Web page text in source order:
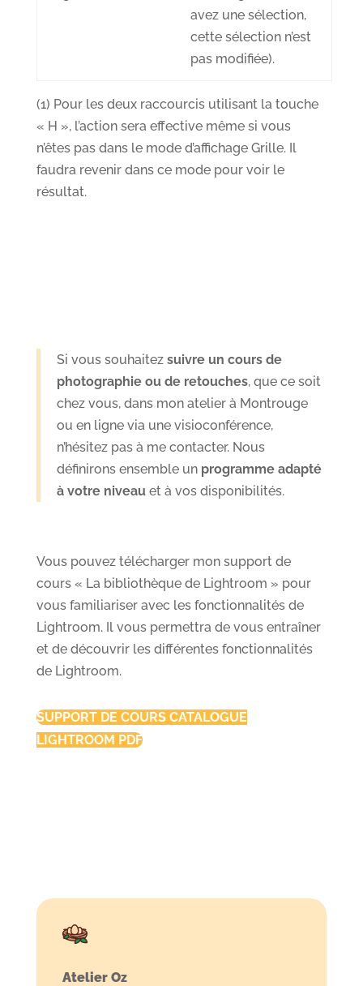
avez une sélection,
cette sélection n’est
pas modifiée).
(1) Pour les deux raccourcis utilisant la touche
« H », l’action sera effective même si vous
n’êtes pas dans le mode d’affichage Grille. Il
faudra revenir dans ce mode pour voir le
résultat.
Si vous souhaitez suivre un cours de
photographie ou de retouches, que ce soit
chez vous, dans mon atelier à Montrouge
ou en ligne via une visioconférence,
n’hésitez pas à me contacter. Nous
définirons ensemble un programme adapté
à votre niveauet à vos disponibilités.
Vous pouvez télécharger mon support de
cours « La bibliothèque de Lightroom » pour
vous familiariser avec les fonctionnalités de
Lightroom. Il vous permettra de vous entraîner
et de découvrir les différentes fonctionnalités
de Lightroom.
SUPPORT DE COURS CATALOGUE
LIGHTROOM PDF
Atelier Oz